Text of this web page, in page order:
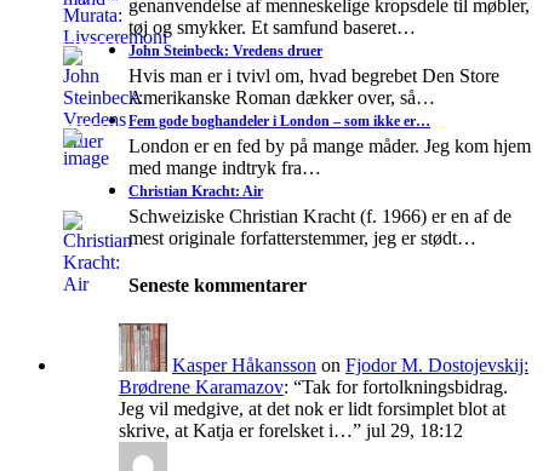
genanvendelse af menneskelige kropsdele til møbler,
tøj og smykker. Et samfund baseret…
John Steinbeck: Vredens druer
Hvis man er i tvivl om, hvad begrebet Den Store
Amerikanske Roman dækker over, så…
Fem gode boghandeler i London – som ikke er…
London er en fed by på mange måder. Jeg kom hjem
med mange indtryk fra…
Christian Kracht: Air
Schweiziske Christian Kracht (f. 1966) er en af de
mest originale forfatterstemmer, jeg er stødt…
Seneste kommentarer
Kasper Håkansson on Fjodor M. Dostojevskij:
Brødrene Karamazov: “Tak for fortolkningsbidrag.
Jeg vil medgive, at det nok er lidt forsimplet blot at
skrive, at Katja er forelsket i…” jul 29, 18:12